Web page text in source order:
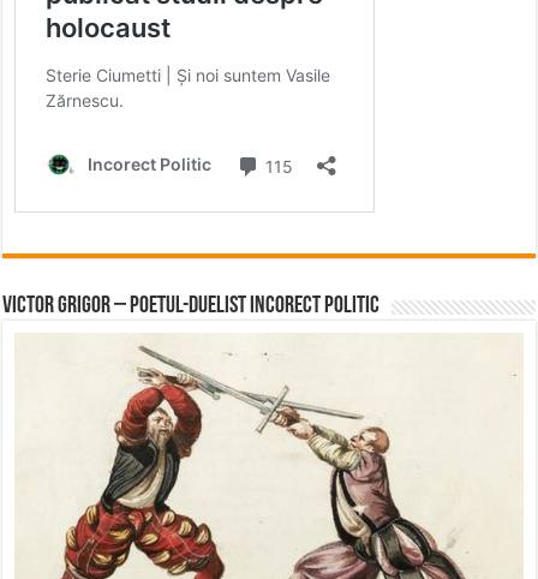
Victor Grigor – Poetul-Duelist Incorect Politic